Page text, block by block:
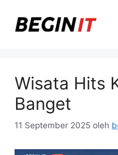
Wisata Hits
Banget
11 September 2025 oleh